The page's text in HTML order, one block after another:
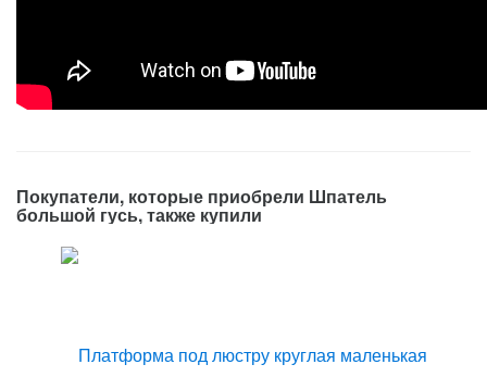
Покупатели, которые приобрели Шпатель
большой гусь, также купили